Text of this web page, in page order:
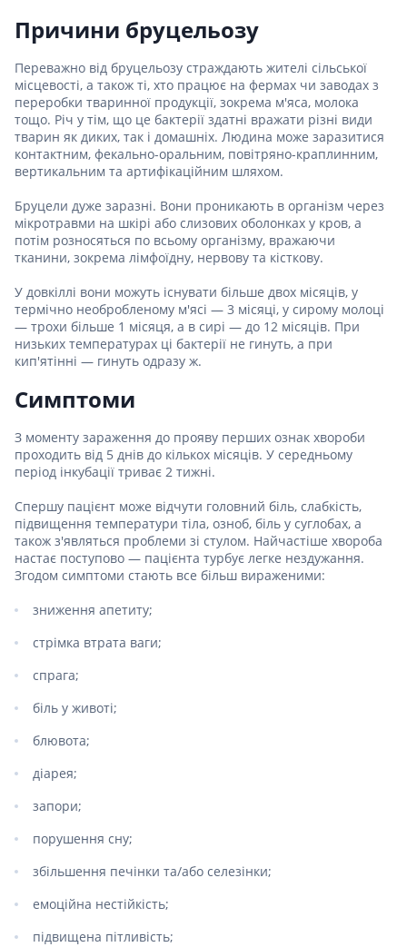
Причини бруцельозу
Переважно від бруцельозу страждають жителі сільської
місцевості, а також ті, хто працює на фермах чи заводах з
переробки тваринної продукції, зокрема м'яса, молока
тощо. Річ у тім, що це бактерії здатні вражати різні види
тварин як диких, так і домашніх. Людина може заразитися
контактним, фекально-оральним, повітряно-краплинним,
вертикальним та артифікаційним шляхом.
Бруцели дуже заразні. Вони проникають в організм через
мікротравми на шкірі або слизових оболонках у кров, а
потім розносяться по всьому організму, вражаючи
тканини, зокрема лімфоїдну, нервову та кісткову.
У довкіллі вони можуть існувати більше двох місяців, у
термічно необробленому м'ясі — 3 місяці, у сирому молоці
— трохи більше 1 місяця, а в сирі — до 12 місяців. При
низьких температурах ці бактерії не гинуть, а при
кип'ятінні — гинуть одразу ж.
Симптоми
З моменту зараження до прояву перших ознак хвороби
проходить від 5 днів до кількох місяців. У середньому
період інкубації триває 2 тижні.
Спершу пацієнт може відчути головний біль, слабкість,
підвищення температури тіла, озноб, біль у суглобах, а
також з'являться проблеми зі стулом. Найчастіше хвороба
настає поступово — пацієнта турбує легке нездужання.
Згодом симптоми стають все більш вираженими:
зниження апетиту;
стрімка втрата ваги;
спрага;
біль у животі;
блювота;
діарея;
запори;
порушення сну;
збільшення печінки та/або селезінки;
емоційна нестійкість;
підвищена пітливість;